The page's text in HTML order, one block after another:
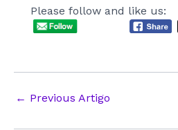
Please follow and like us:
Post
← Previous Artigo